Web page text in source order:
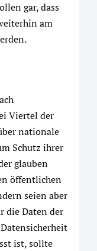
gar, dass
am
Viertel der
nationale
Schutz ihrer
glauben
öffentlichen
seien aber
die Daten der
ist, sollte